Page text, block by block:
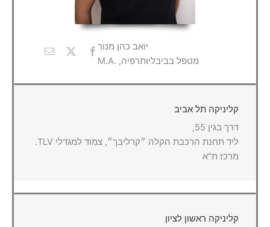
יואב כהן מנור
מטפל בביבליותרפיה, .M.A
קליניקה תל אביב
דרך בגין 55,
ליד תחנת הרכבת הקלה ״קרליבך״, צמוד למגדלי TLV.
מרכז ת"א
קליניקה ראשון לציון